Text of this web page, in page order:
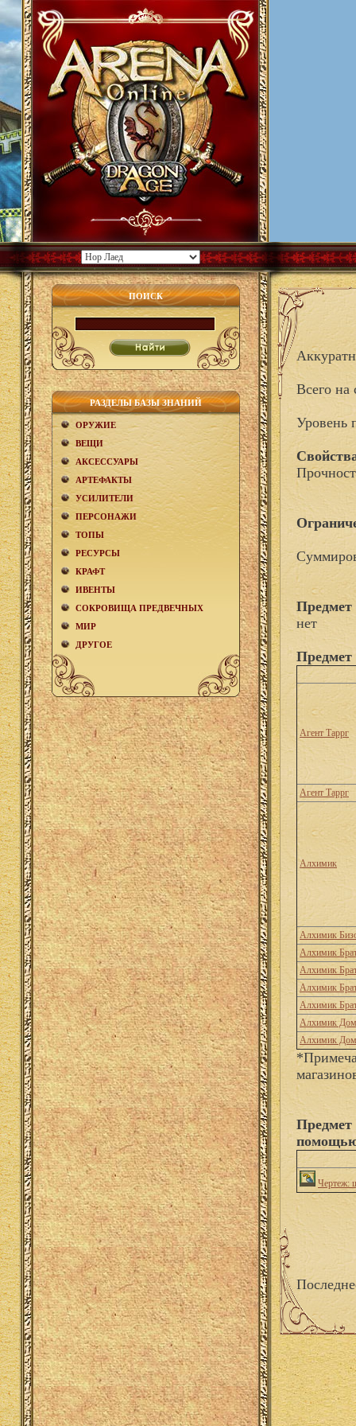
ПОИСК
РАЗДЕЛЫ БАЗЫ ЗНАНИЙ
ОРУЖИЕ
ВЕЩИ
АКCЕСCУАРЫ
АРТЕФАКТЫ
УСИЛИТЕЛИ
ПЕРСОНАЖИ
ТОПЫ
РЕСУРСЫ
КРАФТ
ИВЕНТЫ
СОКРОВИЩА ПРЕДВЕЧНЫХ
МИР
ДРУГОЕ
Всего на
Уровень
Предмет
нет
Предмет
Агент Таррг
Агент Таррг
Алхимик
Алхимик
Алхимик
Алхимик
Алхимик
Алхимик
Алхимик
Алхимик
Предмет
Чертеж: